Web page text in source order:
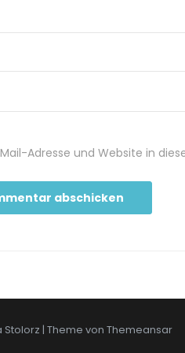
Adresse und Website in
| Theme von Themeansar